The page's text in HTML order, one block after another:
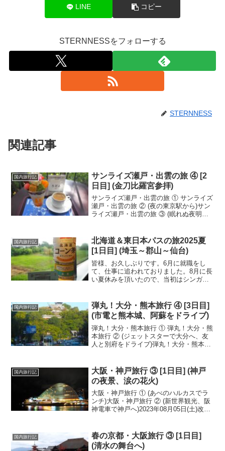
LINE コピー
STERNNESSをフォローする
STERNNESS
関連記事
国内旅行記
サンライズ瀬戸・出雲の旅 ④ [2
日目] (金刀比羅宮参拝)
サンライズ瀬戸・出雲の旅 ① サンライズ
瀬戸・出雲の旅 ② (夜の東京駅から)サン
ライズ瀬戸・出雲の旅 ③ (眠れぬ夜明け
流れています。さて、これから『金刀...
国内旅行記
北海道＆東日本パスの旅2025夏
[1日目] (埼玉～郡山～仙台)
皆様、お久しぶりです。6月に就職をし
て、仕事に追われておりました。8月に長
い夏休みを頂いたので、当初はシンガポ
は、後日リベンジするシンガポール旅行
記に記すこととします)...
国内旅行記
弾丸！大分・熊本旅行 ④ [3日目]
(市電と熊本城、阿蘇をドライブ)
弾丸！大分・熊本旅行 ① 弾丸！大分・熊
本旅行 ② (ジェットスターで大分へ、友
人と別府をドライブ)弾丸！大分・熊本旅
をカメラに収めて、ホテルの朝食で熊...
国内旅行記
大阪・神戸旅行 ③ [1日目] (神戸
の夜景、涙の花火)
大阪・神戸旅行 ① (あべのハルカスでラ
ンチ)大阪・神戸旅行 ② (新世界観光、阪
神電車で神戸へ)2023年08月05日(土)改め
りとした雰囲気に包まれ始めました。高
速...
国内旅行記
春の京都・大阪旅行 ③ [1日目]
(清水の舞台へ)